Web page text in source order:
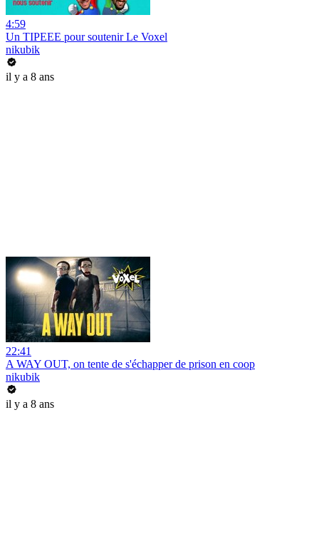
4:59
Un TIPEEE pour soutenir Le Voxel
nikubik
il y a 8 ans
22:41
A WAY OUT, on tente de s'échapper de prison en coop
nikubik
il y a 8 ans